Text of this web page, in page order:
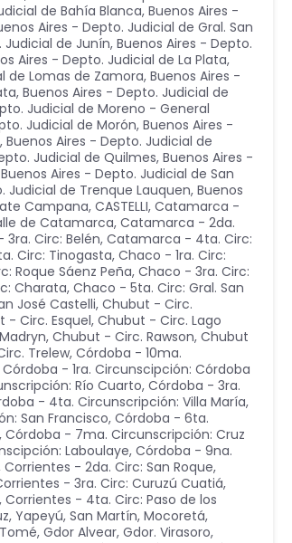
de Bahía Blanca, Buenos Aires -
Aires - Depto. Judicial de Gral. San
Judicial de Junín, Buenos Aires - Depto.
Aires - Depto. Judicial de La Plata,
de Lomas de Zamora, Buenos Aires -
, Buenos Aires - Depto. Judicial de
Judicial de Moreno - General
Judicial de Morón, Buenos Aires -
, Buenos Aires - Depto. Judicial de
Judicial de Quilmes, Buenos Aires -
Buenos Aires - Depto. Judicial de San
Judicial de Trenque Lauquen, Buenos
Campana, CASTELLI, Catamarca -
de Catamarca, Catamarca - 2da.
Circ: Belén, Catamarca - 4ta. Circ:
Circ: Tinogasta, Chaco - 1ra. Circ:
Roque Sáenz Peña, Chaco - 3ra. Circ:
Charata, Chaco - 5ta. Circ: Gral. San
José Castelli, Chubut - Circ.
- Circ. Esquel, Chubut - Circ. Lago
, Chubut - Circ. Rawson, Chubut
Trelew, Córdoba - 10ma.
Córdoba - 1ra. Circunscipción: Córdoba
Río Cuarto, Córdoba - 3ra.
- 4ta. Circunscripción: Villa María,
San Francisco, Córdoba - 6ta.
, Córdoba - 7ma. Circunscripción: Cruz
Laboulaye, Córdoba - 9na.
Corrientes - 2da. Circ: San Roque,
- 3ra. Circ: Curuzú Cuatiá,
, Corrientes - 4ta. Circ: Paso de los
Yapeyú, San Martín, Mocoretá,
Gdor Alvear, Gdor. Virasoro,